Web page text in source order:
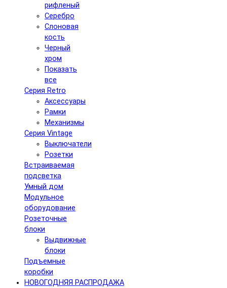
рифленый
Серебро
Слоновая
кость
Черный
хром
Показать
все
Серия Retro
Аксессуары
Рамки
Механизмы
Серия Vintage
Выключатели
Розетки
Встраиваемая
подсветка
Умный дом
Модульное
оборудование
Розеточные
блоки
Выдвижные
блоки
Подъемные
коробки
НОВОГОДНЯЯ РАСПРОДАЖА